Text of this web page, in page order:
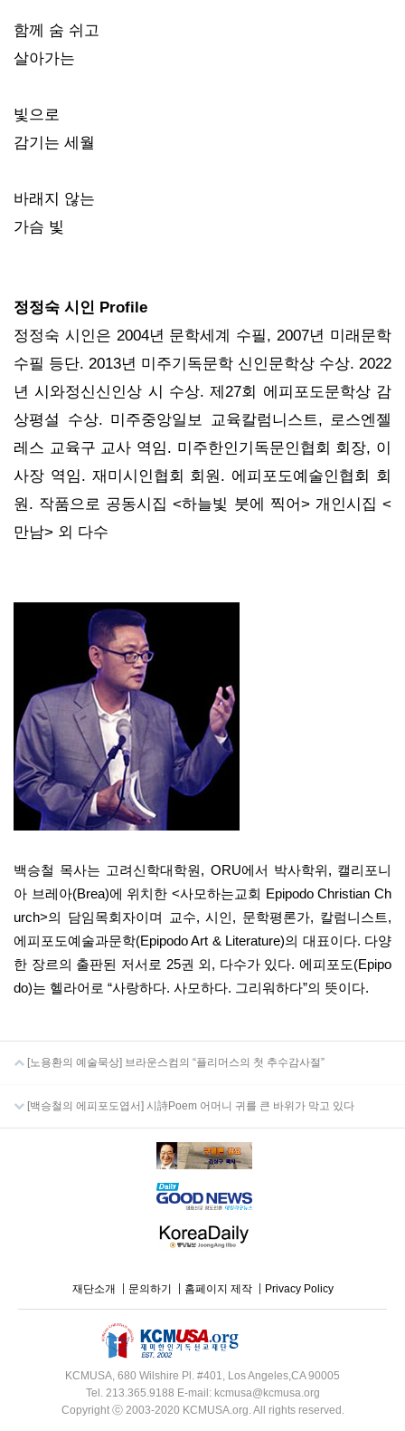
함께 숨 쉬고
살아가는
빛으로
감기는 세월
바래지 않는
가슴 빛
정정숙 시인 Profile
정정숙 시인은 2004년 문학세계 수필, 2007년 미래문학
수필 등단. 2013년 미주기독문학 신인문학상 수상. 2022
년 시와정신신인상 시 수상. 제27회 에피포도문학상 감
상평설 수상. 미주중앙일보 교육칼럼니스트, 로스엔젤
레스 교육구 교사 역임. 미주한인기독문인협회 회장, 이
사장 역임. 재미시인협회 회원. 에피포도예술인협회 회
원. 작품으로 공동시집 <하늘빛 붓에 찍어> 개인시집 <
만남> 외 다수
백승철 목사는 고려신학대학원, ORU에서 박사학위, 캘리포니
아 브레아(Brea)에 위치한 <사모하는교회 Epipodo Christian Ch
urch>의 담임목회자이며 교수, 시인, 문학평론가, 칼럼니스트,
에피포도예술과문학(Epipodo Art & Literature)의 대표이다. 다양
한 장르의 출판된 저서로 25권 외, 다수가 있다. 에피포도(Epipo
do)는 헬라어로 “사랑하다. 사모하다. 그리워하다”의 뜻이다.
[노용환의 예술묵상] 브라운스컴의 “플리머스의 첫 추수감사절”
[백승철의 에피포도엽서] 시詩Poem 어머니 귀를 큰 바위가 막고 있다
재단소개 문의하기 홈페이지 제작 Privacy Policy
KCMUSA, 680 Wilshire Pl. #401, Los Angeles,CA 90005
Tel. 213.365.9188 E-mail: kcmusa@kcmusa.org
Copyright ⓒ 2003-2020 KCMUSA.org. All rights reserved.